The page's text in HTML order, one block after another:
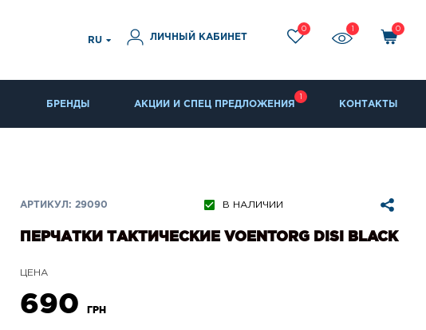
RU ЛИЧНЫЙ КАБИНЕТ
0 0
БРЕНДЫ АКЦИИ И СПЕЦ ПРЕДЛОЖЕНИЯ КОНТАКТЫ
АРТИКУЛ: 29090 В НАЛИЧИИ
ПЕРЧАТКИ ТАКТИЧЕСКИЕ VOENTORG DISI BLACK
ЦЕНА
690 ГРН